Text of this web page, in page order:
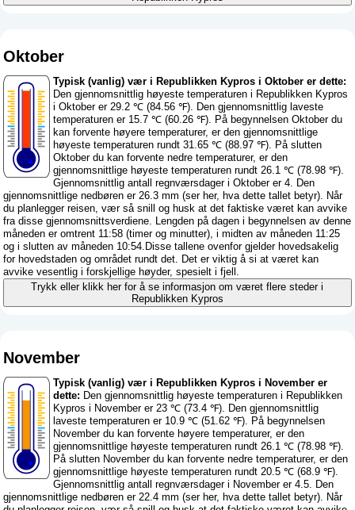
Oktober
Typisk (vanlig) vær i Republikken Kypros i Oktober er dette:
Den gjennomsnittlig høyeste temperaturen i Republikken Kypros
i Oktober er 29.2 ℃ (84.56 ℉). Den gjennomsnittlig laveste
temperaturen er 15.7 ℃ (60.26 ℉). På begynnelsen Oktober du
kan forvente høyere temperaturer, er den gjennomsnittlige
høyeste temperaturen rundt 31.65 ℃ (88.97 ℉). På slutten
Oktober du kan forvente nedre temperaturer, er den
gjennomsnittlige høyeste temperaturen rundt 26.1 ℃ (78.98 ℉).
Gjennomsnittlig antall regnværsdager i Oktober er 4. Den
gjennomsnittlige nedbøren er 26.3 mm (ser her, hva dette tallet betyr). Når
du planlegger reisen, vær så snill og husk at det faktiske været kan avvike
fra disse gjennomsnittsverdiene. Lengden på dagen i begynnelsen av denne
måneden er omtrent 11:58 (timer og minutter), i midten av måneden 11:25
og i slutten av måneden 10:54.Disse tallene ovenfor gjelder hovedsakelig
for hovedstaden og området rundt det. Det er viktig å si at været kan
avvike vesentlig i forskjellige høyder, spesielt i fjell.
Trykk eller klikk her for å se informasjon om været flere steder i
Republikken Kypros
November
Typisk (vanlig) vær i Republikken Kypros i November er
dette: Den gjennomsnittlig høyeste temperaturen i Republikken
Kypros i November er 23 ℃ (73.4 ℉). Den gjennomsnittlig
laveste temperaturen er 10.9 ℃ (51.62 ℉). På begynnelsen
November du kan forvente høyere temperaturer, er den
gjennomsnittlige høyeste temperaturen rundt 26.1 ℃ (78.98 ℉).
På slutten November du kan forvente nedre temperaturer, er den
gjennomsnittlige høyeste temperaturen rundt 20.5 ℃ (68.9 ℉).
Gjennomsnittlig antall regnværsdager i November er 4.5. Den
gjennomsnittlige nedbøren er 22.4 mm (ser her, hva dette tallet betyr). Når